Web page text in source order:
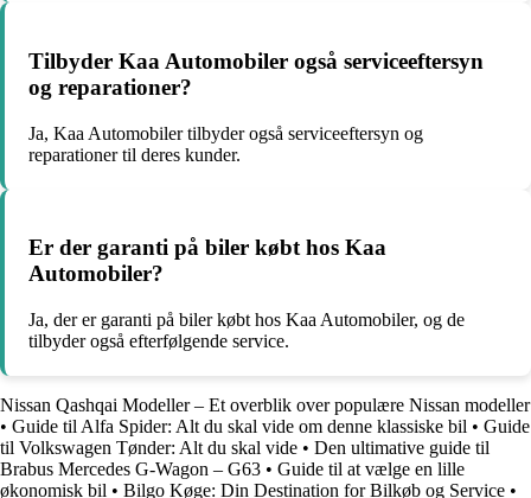
Tilbyder Kaa Automobiler også serviceeftersyn
og reparationer?
Ja, Kaa Automobiler tilbyder også serviceeftersyn og
reparationer til deres kunder.
Er der garanti på biler købt hos Kaa
Automobiler?
Ja, der er garanti på biler købt hos Kaa Automobiler, og de
tilbyder også efterfølgende service.
Nissan Qashqai Modeller – Et overblik over populære Nissan modeller
• Guide til Alfa Spider: Alt du skal vide om denne klassiske bil • Guide
til Volkswagen Tønder: Alt du skal vide • Den ultimative guide til
Brabus Mercedes G-Wagon – G63 • Guide til at vælge en lille
økonomisk bil • Bilgo Køge: Din Destination for Bilkøb og Service •